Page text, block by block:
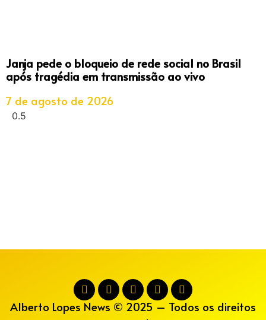
Janja pede o bloqueio de rede social no Brasil
após tragédia em transmissão ao vivo
7 de agosto de 2026
Alberto Lopes News © 2025 – Todos os direitos